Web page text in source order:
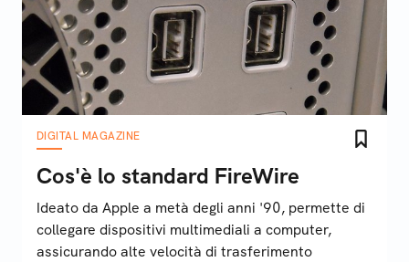
DIGITAL MAGAZINE
Cos'è lo standard FireWire
Ideato da Apple a metà degli anni '90, permette di
collegare dispositivi multimediali a computer,
assicurando alte velocità di trasferimento